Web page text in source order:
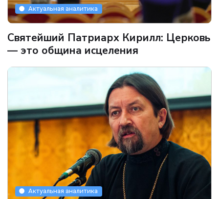
Актуальная аналитика
Святейший Патриарх Кирилл: Церковь
— это община исцеления
Актуальная аналитика